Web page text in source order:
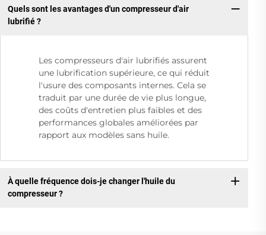
Quels sont les avantages d'un compresseur d'air
lubrifié ?
Les compresseurs d'air lubrifiés assurent
une lubrification supérieure, ce qui réduit
l'usure des composants internes. Cela se
traduit par une durée de vie plus longue,
des coûts d'entretien plus faibles et des
performances globales améliorées par
rapport aux modèles sans huile.
À quelle fréquence dois-je changer l'huile du
compresseur ?